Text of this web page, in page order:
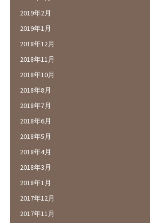
2019年2月
2019年1月
2018年12月
2018年11月
2018年10月
2018年8月
2018年7月
2018年6月
2018年5月
2018年4月
2018年3月
2018年1月
2017年12月
2017年11月